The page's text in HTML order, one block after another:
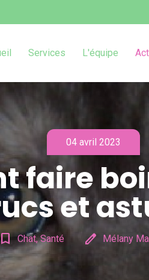
Services L'équipe
04 avril 2023
faire
et
Chat, Santé edit Mélany